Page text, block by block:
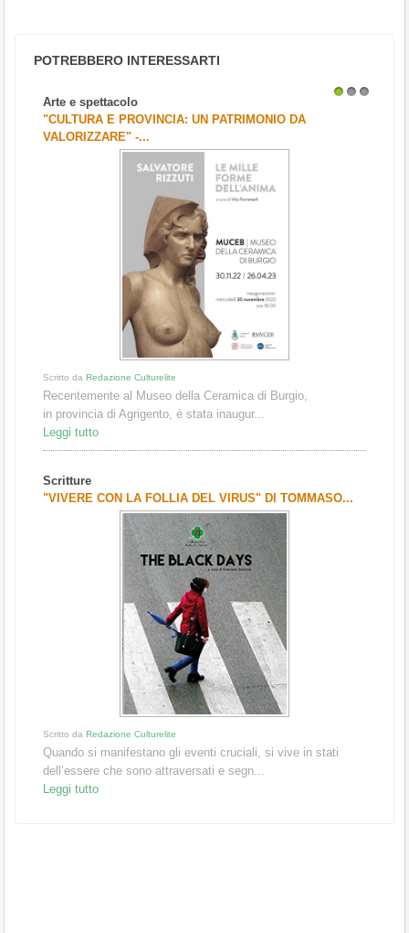
POTREBBERO INTERESSARTI
Arte e spettacolo
"CULTURA E PROVINCIA: UN PATRIMONIO DA
VALORIZZARE" -...
Scritto da Redazione Culturelite
Recentemente al Museo della Ceramica di Burgio,
in provincia di Agrigento, è stata inaugur...
Leggi tutto
Scritture
"VIVERE CON LA FOLLIA DEL VIRUS" DI TOMMASO...
Scritto da Redazione Culturelite
Quando si manifestano gli eventi cruciali, si vive in stati
dell’essere che sono attraversati e segn...
Leggi tutto